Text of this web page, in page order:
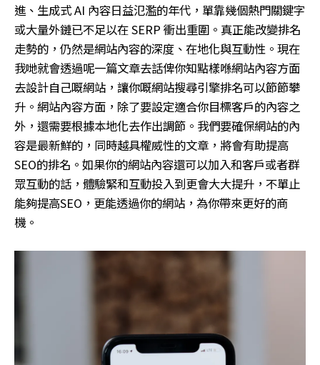
進、生成式AI 內容日益氾濫的年代，單靠幾個熱門關鍵字
或大量外鏈已不足以在SERP 衝出重圍。真正能改變排名
走勢的，仍然是網站內容的深度、在地化與互動性。現在
我哋就會透過呢一篇文章去話俾你知點樣喺網站內容方面
去設計自己嘅網站，讓你嘅網站搜尋引擎排名可以節節攀
升。網站內容方面，除了要設定適合你目標客戶的內容之
外，還需要根據本地化去作出調節。我們要確保網站的內
容是最新鮮的，同時越具權威性的文章，將會有助提高
SEO的排名。如果你的網站內容還可以加入和客戶或者群
眾互動的話，體驗緊和互動投入到更會大大提升，不單止
能夠提高SEO ，更能透過你的網站，為你帶來更好的商
機。